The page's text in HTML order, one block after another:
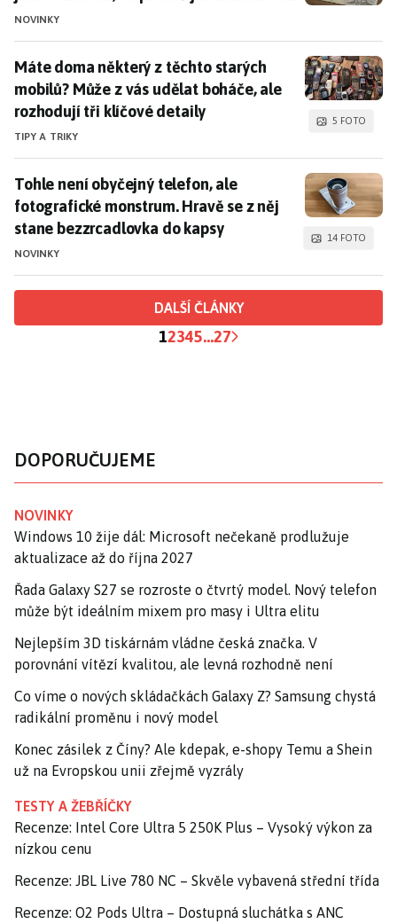
NOVINKY
Máte doma některý z těchto starých mobilů? Může
Máte doma některý z těchto starých
mobilů? Může z vás udělat boháče, ale
rozhodují tři klíčové detaily
TIPY A TRIKY
5 FOTO
Tohle není obyčejný telefon, ale fotografické
Tohle není obyčejný telefon, ale
fotografické monstrum. Hravě se z něj
stane bezzrcadlovka do kapsy
NOVINKY
14 FOTO
DALŠÍ ČLÁNKY
12345...27
DOPORUČUJEME
NOVINKY
Windows 10 žije dál: Microsoft nečekaně prodlužuje
aktualizace až do října 2027
Řada Galaxy S27 se rozroste o čtvrtý model. Nový telefon
může být ideálním mixem pro masy i Ultra elitu
Nejlepším 3D tiskárnám vládne česká značka. V
porovnání vítězí kvalitou, ale levná rozhodně není
Co víme o nových skládačkách Galaxy Z? Samsung chystá
radikální proměnu i nový model
Konec zásilek z Číny? Ale kdepak, e-shopy Temu a Shein
už na Evropskou unii zřejmě vyzrály
TESTY A ŽEBŘÍČKY
Recenze: Intel Core Ultra 5 250K Plus – Vysoký výkon za
nízkou cenu
Recenze: JBL Live 780 NC – Skvěle vybavená střední třída
Recenze: O2 Pods Ultra – Dostupná sluchátka s ANC